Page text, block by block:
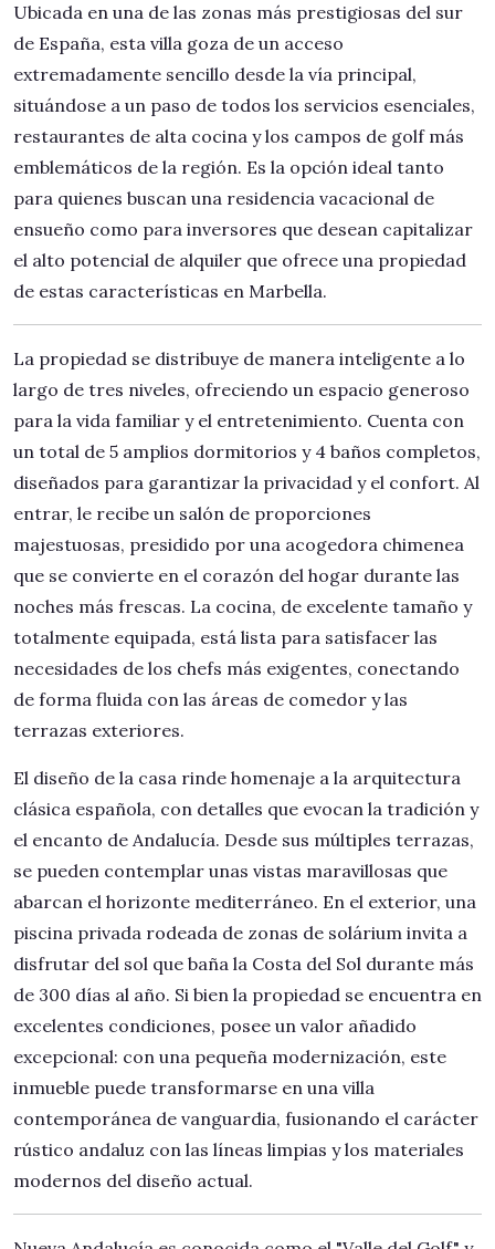
Ubicada en una de las zonas más prestigiosas del sur
de España, esta villa goza de un acceso
extremadamente sencillo desde la vía principal,
situándose a un paso de todos los servicios esenciales,
restaurantes de alta cocina y los campos de golf más
emblemáticos de la región. Es la opción ideal tanto
para quienes buscan una residencia vacacional de
ensueño como para inversores que desean capitalizar
el alto potencial de alquiler que ofrece una propiedad
de estas características en Marbella.
La propiedad se distribuye de manera inteligente a lo
largo de tres niveles, ofreciendo un espacio generoso
para la vida familiar y el entretenimiento. Cuenta con
un total de 5 amplios dormitorios y 4 baños completos,
diseñados para garantizar la privacidad y el confort. Al
entrar, le recibe un salón de proporciones
majestuosas, presidido por una acogedora chimenea
que se convierte en el corazón del hogar durante las
noches más frescas. La cocina, de excelente tamaño y
totalmente equipada, está lista para satisfacer las
necesidades de los chefs más exigentes, conectando
de forma fluida con las áreas de comedor y las
terrazas exteriores.
El diseño de la casa rinde homenaje a la arquitectura
clásica española, con detalles que evocan la tradición y
el encanto de Andalucía. Desde sus múltiples terrazas,
se pueden contemplar unas vistas maravillosas que
abarcan el horizonte mediterráneo. En el exterior, una
piscina privada rodeada de zonas de solárium invita a
disfrutar del sol que baña la Costa del Sol durante más
de 300 días al año. Si bien la propiedad se encuentra en
excelentes condiciones, posee un valor añadido
excepcional: con una pequeña modernización, este
inmueble puede transformarse en una villa
contemporánea de vanguardia, fusionando el carácter
rústico andaluz con las líneas limpias y los materiales
modernos del diseño actual.